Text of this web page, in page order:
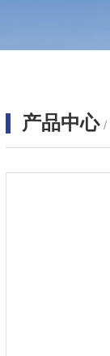
产品中心 /